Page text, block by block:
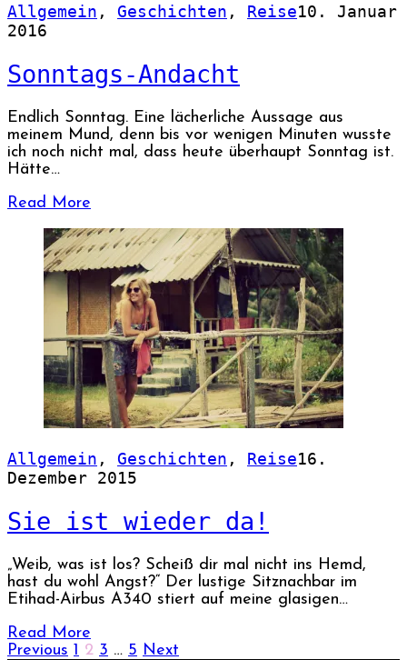
Allgemein , Geschichten , Reise10. Januar
2016
Sonntags-Andacht
Endlich Sonntag. Eine lächerliche Aussage aus
meinem Mund, denn bis vor wenigen Minuten wusste
ich noch nicht mal, dass heute überhaupt Sonntag ist.
Hätte…
Read More
Allgemein , Geschichten , Reise16.
Dezember 2015
Sie ist wieder da!
„Weib, was ist los? Scheiß dir mal nicht ins Hemd,
hast du wohl Angst?“ Der lustige Sitznachbar im
Etihad-Airbus A340 stiert auf meine glasigen…
Read More
Previous 1 2 3 … 5 Next